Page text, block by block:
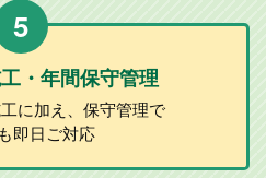
5
・年間保守管理
に加え、 保守管理で
即日ご対応